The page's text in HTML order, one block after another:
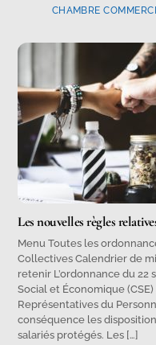
CHAMBRE
Les nouvelles règles
Menu Toutes les
Collectives Calendrier de
retenir L’ordonnance du
Social et Économique
Représentatives du
conséquence les
salariés protégés. Les […]